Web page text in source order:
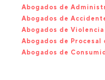
Abogados de
Abogados de
Abogados de
Abogados de
Abogados de